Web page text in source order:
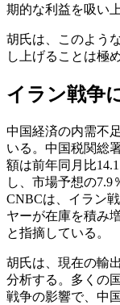
期的な利益を吸い
胡氏は、このよう
し上げることは極
イラン戦争
中国経済の内需不
いる。中国税関総
額は前年同月比
し、市場予想の7.9
CNBCは、イラン
ヤーが在庫を積み
と指摘している。
胡氏は、現在の輸
分析する。多くの
戦争の影響で、中